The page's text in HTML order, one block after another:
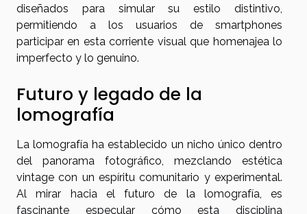
diseñados para simular su estilo distintivo,
permitiendo a los usuarios de smartphones
participar en esta corriente visual que homenajea lo
imperfecto y lo genuino.
Futuro y legado de la
lomografía
La lomografía ha establecido un nicho único dentro
del panorama fotográfico, mezclando estética
vintage con un espíritu comunitario y experimental.
Al mirar hacia el futuro de la lomografía, es
fascinante especular cómo esta disciplina